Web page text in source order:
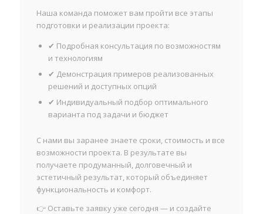
Наша команда поможет вам пройти все этапы
подготовки и реализации проекта:
✔ Подробная консультация по возможностям
и технологиям
✔ Демонстрация примеров реализованных
решений и доступных опций
✔ Индивидуальный подбор оптимального
варианта под задачи и бюджет
С нами вы заранее знаете сроки, стоимость и все
возможности проекта. В результате вы
получаете продуманный, долговечный и
эстетичный результат, который объединяет
функциональность и комфорт.
👉 Оставьте заявку уже сегодня — и создайте